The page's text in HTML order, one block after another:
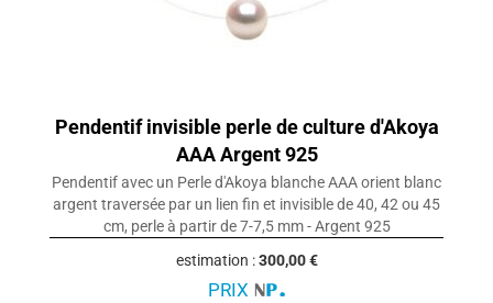
Pendentif invisible perle de culture d'Akoya
AAA Argent 925
Pendentif avec un Perle d'Akoya blanche AAA orient blanc
argent traversée par un lien fin et invisible de 40, 42 ou 45
cm, perle à partir de 7-7,5 mm - Argent 925
estimation :300,00 €
PRIX